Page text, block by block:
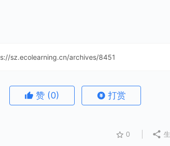
sz.ecolearning.cn/archives/8451
赞 (0) 打赏
0